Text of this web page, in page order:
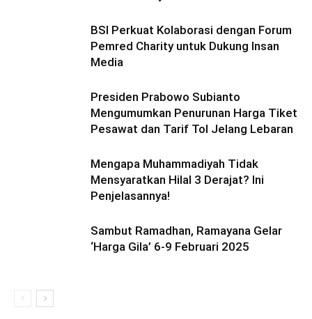
BSI Perkuat Kolaborasi dengan Forum
Pemred Charity untuk Dukung Insan
Media
Presiden Prabowo Subianto
Mengumumkan Penurunan Harga Tiket
Pesawat dan Tarif Tol Jelang Lebaran
Mengapa Muhammadiyah Tidak
Mensyaratkan Hilal 3 Derajat? Ini
Penjelasannya!
Sambut Ramadhan, Ramayana Gelar
‘Harga Gila’ 6-9 Februari 2025